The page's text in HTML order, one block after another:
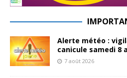
Alerte météo :
canicule samedi 8
7 août 2026